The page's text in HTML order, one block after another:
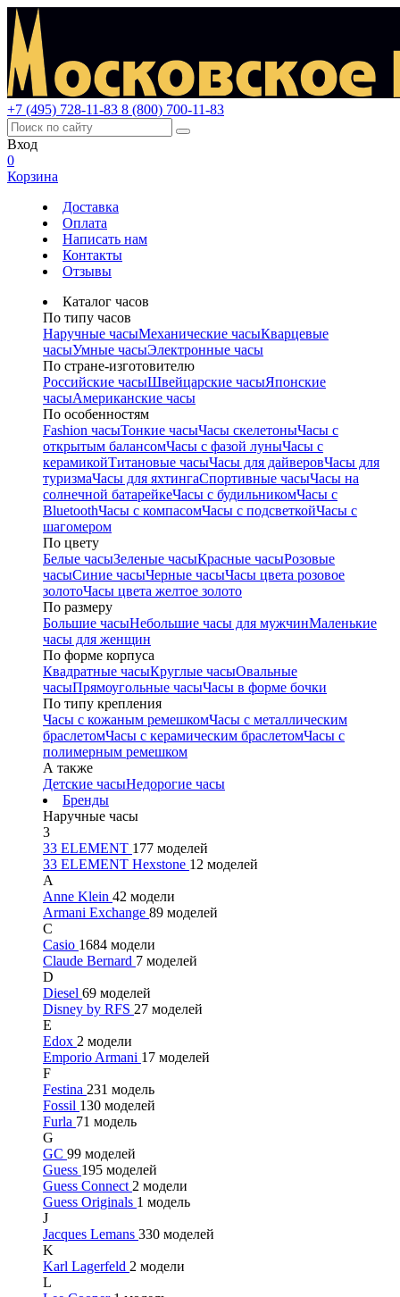
+7 (495) 728-11-83 8 (800) 700-11-83
Вход
0
Корзина
Доставка
Оплата
Написать нам
Контакты
Отзывы
Каталог часов
По типу часов
Наручные часыМеханические часыКварцевые
часыУмные часыЭлектронные часы
По стране-изготовителю
Российские часыШвейцарские часыЯпонские
часыАмериканские часы
По особенностям
Fashion часыТонкие часыЧасы скелетоныЧасы с
открытым балансомЧасы с фазой луныЧасы с
керамикойТитановые часыЧасы для дайверовЧасы для
туризмаЧасы для яхтингаСпортивные часыЧасы на
солнечной батарейкеЧасы с будильникомЧасы с
BluetoothЧасы с компасомЧасы с подсветкойЧасы с
шагомером
По цвету
Белые часыЗеленые часыКрасные часыРозовые
часыСиние часыЧерные часыЧасы цвета розовое
золотоЧасы цвета желтое золото
По размеру
Большие часыНебольшие часы для мужчинМаленькие
часы для женщин
По форме корпуса
Квадратные часыКруглые часыОвальные
часыПрямоугольные часыЧасы в форме бочки
По типу крепления
Часы с кожаным ремешкомЧасы с металлическим
браслетомЧасы с керамическим браслетомЧасы с
полимерным ремешком
А также
Детские часыНедорогие часы
Бренды
Наручные часы
3
33 ELEMENT 177 моделей
33 ELEMENT Hexstone 12 моделей
A
Anne Klein 42 модели
Armani Exchange 89 моделей
C
Casio 1684 модели
Claude Bernard 7 моделей
D
Diesel 69 моделей
Disney by RFS 27 моделей
E
Edox 2 модели
Emporio Armani 17 моделей
F
Festina 231 модель
Fossil 130 моделей
Furla 71 модель
G
GC 99 моделей
Guess 195 моделей
Guess Connect 2 модели
Guess Originals 1 модель
J
Jacques Lemans 330 моделей
K
Karl Lagerfeld 2 модели
L